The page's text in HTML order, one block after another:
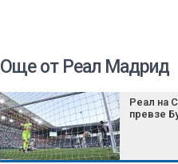
Още от Реал Мадрид
Реал на
превзе